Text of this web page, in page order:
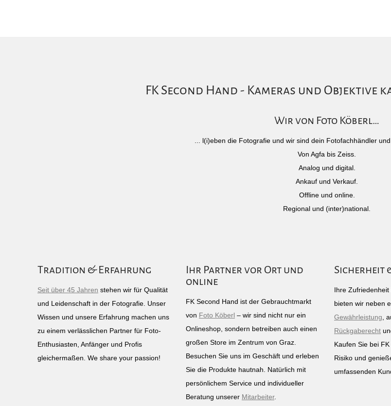
FK Second Hand - Kameras und Objektive
Wir von Foto Köberl…
... l(i)eben die Fotografie und wir sind dein Fotofachhändler
Von Agfa bis Zeiss.
Analog und digital.
Ankauf und Verkauf.
Offline und online.
Regional und (inter)national.
Tradition & Erfahrung
Seit über 45 Jahren stehen wir für Qualität
und Leidenschaft in der Fotografie. Unser
Wissen und unsere Erfahrung machen uns
zu einem verlässlichen Partner für Foto-
Enthusiasten, Anfänger und Profis
gleichermaßen. We share your passion!
Ihr Partner vor Ort und
online
FK Second Hand ist der Gebrauchtmarkt
von Foto Köberl – wir sind nicht nur ein
Onlineshop, sondern betreiben auch einen
großen Store im Zentrum von Graz.
Besuchen Sie uns im Geschäft und erleben
Sie die Produkte hautnah. Natürlich mit
persönlichem Service und individueller
Beratung unserer Mitarbeiter.
Sicherheit
Ihre
bieten wir neben
Gewährleistung ,
Rückgaberecht
Kaufen Sie bei
Risiko und
umfassenden